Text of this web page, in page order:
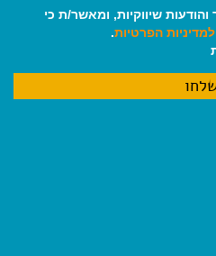
שיווקיות, ומאשר/ת כי
הפרטיות.